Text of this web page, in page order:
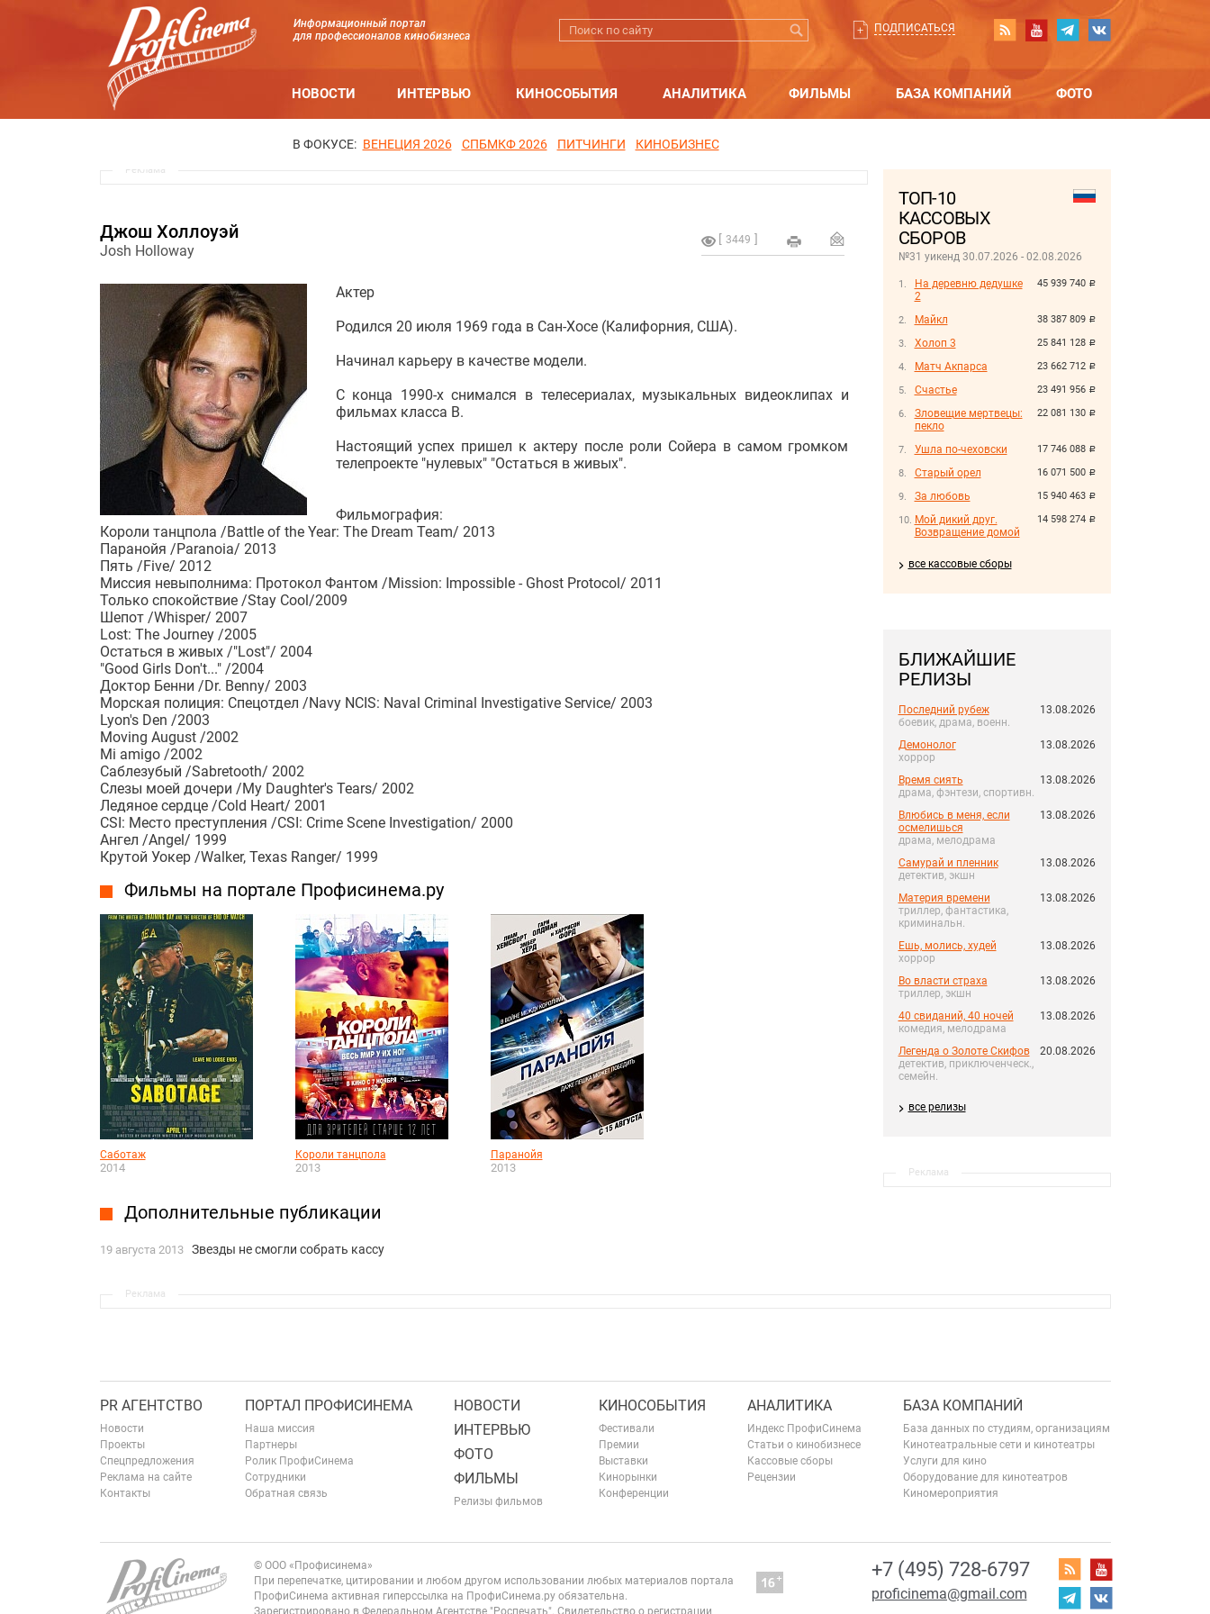
Информационный портал
для профессионалов кинобизнеса
ПОДПИСАТЬСЯ
НОВОСТИ ИНТЕРВЬЮ КИНОСОБЫТИЯ АНАЛИТИКА ФИЛЬМЫ БАЗА КОМПАНИЙ ФОТО
В ФОКУСЕ: ВЕНЕЦИЯ 2026 СПБМКФ 2026 ПИТЧИНГИ КИНОБИЗНЕС
ТОП-10
КАССОВЫХ
СБОРОВ
№31 уикенд 30.07.2026 - 02.08.2026
45 939 740 руб.
На деревню дедушке
2
38 387 809 руб.
Майкл
25 841 128 руб.
Холоп 3
23 662 712 руб.
Матч Акпарса
23 491 956 руб.
Счастье
22 081 130 руб.
Зловещие мертвецы:
пекло
17 746 088 руб.
Ушла по-чеховски
16 071 500 руб.
Старый орел
15 940 463 руб.
За любовь
14 598 274 руб.
Мой дикий друг.
Возвращение домой
все кассовые сборы
БЛИЖАЙШИЕ
РЕЛИЗЫ
Последний рубеж
боевик, драма, военн.
13.08.2026
Демонолог
хоррор
13.08.2026
Время сиять
драма, фэнтези, спортивн.
13.08.2026
Влюбись в меня, если
осмелишься
драма, мелодрама
13.08.2026
Самурай и пленник
детектив, экшн
13.08.2026
Материя времени
триллер, фантастика,
криминальн.
13.08.2026
Ешь, молись, худей
хоррор
13.08.2026
Во власти страха
триллер, экшн
13.08.2026
40 свиданий, 40 ночей
комедия, мелодрама
13.08.2026
Легенда о Золоте Скифов
детектив, приключенческ.,
семейн.
20.08.2026
все релизы
Реклама
Реклама
3449
Джош Холлоуэй
Josh Holloway
Актер
Родился 20 июля 1969 года в Сан-Хосе (Калифорния, США).
Начинал карьеру в качестве модели.
С конца 1990-х снимался в телесериалах, музыкальных видеоклипах и
фильмах класса B.
Настоящий успех пришел к актеру после роли Сойера в самом громком
телепроекте "нулевых" "Остаться в живых".
Фильмография:
Короли танцпола /Battle of the Year: The Dream Team/ 2013
Паранойя /Paranoia/ 2013
Пять /Five/ 2012
Миссия невыполнима: Протокол Фантом /Mission: Impossible - Ghost Protocol/ 2011
Только спокойствие /Stay Cool/2009
Шепот /Whisper/ 2007
Lost: The Journey /2005
Остаться в живых /"Lost"/ 2004
"Good Girls Don't..." /2004
Доктор Бенни /Dr. Benny/ 2003
Морская полиция: Cпецотдел /Navy NCIS: Naval Criminal Investigative Service/ 2003
Lyon's Den /2003
Moving August /2002
Mi amigo /2002
Саблезубый /Sabretooth/ 2002
Слезы моей дочери /My Daughter's Tears/ 2002
Ледяное сердце /Cold Heart/ 2001
CSI: Место преступления /CSI: Crime Scene Investigation/ 2000
Ангел /Angel/ 1999
Крутой Уокер /Walker, Texas Ranger/ 1999
Фильмы на портале Профисинема.ру
Саботаж
2014
Короли танцпола
2013
Паранойя
2013
Дополнительные публикации
19 августа 2013 Звезды не смогли собрать кассу
Реклама
PR АГЕНТСТВО
Новости
Проекты
Спецпредложения
Реклама на сайте
Контакты
ПОРТАЛ ПРОФИСИНЕМА
Наша миссия
Партнеры
Ролик ПрофиСинема
Сотрудники
Обратная связь
НОВОСТИ
ИНТЕРВЬЮ
ФОТО
ФИЛЬМЫ
Релизы фильмов
КИНОСОБЫТИЯ
Фестивали
Премии
Выставки
Кинорынки
Конференции
АНАЛИТИКА
Индекс ПрофиСинема
Статьи о кинобизнесе
Кассовые сборы
Рецензии
БАЗА КОМПАНИЙ
База данных по студиям, организациям
Кинотеатральные сети и кинотеатры
Услуги для кино
Оборудование для кинотеатров
Киномероприятия
+7 (495) 728-6797
proficinema@gmail.com
© ООО «Профисинема»
При перепечатке, цитировании и любом другом использовании любых материалов портала
ПрофиСинема активная гиперссылка на ПрофиСинема.ру обязательна.
Зарегистрировано в Федеральном Агентстве "Роспечать". Свидетельство о регистрации